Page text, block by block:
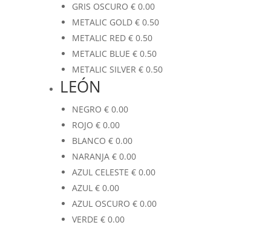
GRIS OSCURO €0.00
METALIC GOLD €0.50
METALIC RED €0.50
METALIC BLUE €0.50
METALIC SILVER €0.50
LEÓN
NEGRO €0.00
ROJO €0.00
BLANCO €0.00
NARANJA €0.00
AZUL CELESTE €0.00
AZUL €0.00
AZUL OSCURO €0.00
VERDE €0.00